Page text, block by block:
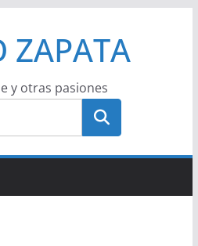
ZAPATA
y otras pasiones